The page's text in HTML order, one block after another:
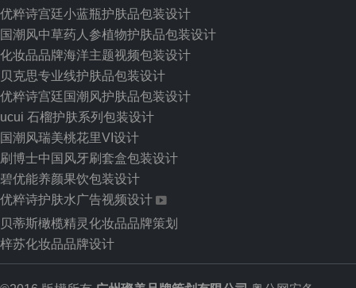
优粹诗宫廷小蓝瓶护肤品包装设计
国潮风中草药人参植物护肤品包装设计
化妆品品牌海洋主题视频包装设计
贝克思专业线护肤品包装设计
优粹诗宫廷国潮风护肤品包装设计
ucui 石榴护肤系列包装设计
国潮风瑞美桃花里VI设计
刷博士中国风牙刷套盒包装设计
碧优能养颜果饮包装设计
优粹诗护肤水广告视频设计
贝蒂斯橄榄精灵化妆品品牌策划
梓苏化妆品品牌设计